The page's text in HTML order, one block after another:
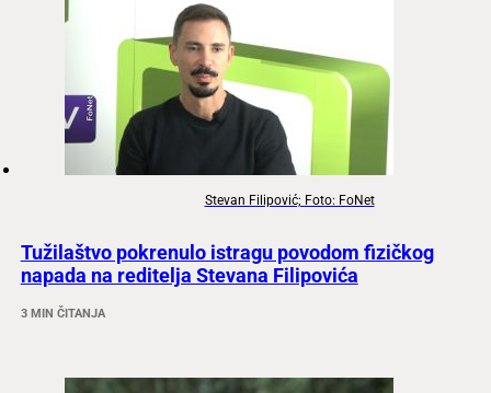
Stevan Filipović; Foto: FoNet
Tužilaštvo pokrenulo istragu povodom fizičkog
napada na reditelja Stevana Filipovića
3 MIN ČITANJA